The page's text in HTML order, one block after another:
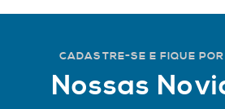
CADASTRE-SE E FIQUE
Nossas